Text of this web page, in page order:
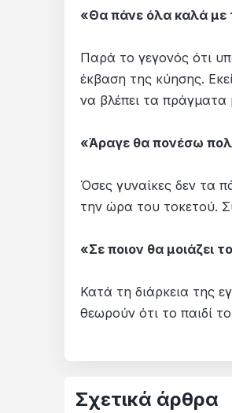
«Θα πάνε όλα καλά με
Παρά το γεγονός ότι
έκβαση της κύησης.
να βλέπει τα πράγματα
«Άραγε θα πονέσω
Όσες γυναίκες δεν τα
την ώρα του τοκετού.
«Σε ποιον θα μοιάζει
Κατά τη διάρκεια της
θεωρούν ότι το παιδί
Σχετικά άρθρα